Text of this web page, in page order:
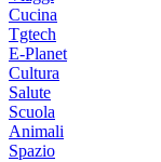
Cucina
Tgtech
E-Planet
Cultura
Salute
Scuola
Animali
Spazio